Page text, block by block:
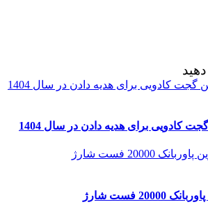
دهید
کادویی برای هدیه دادن در سال 1404